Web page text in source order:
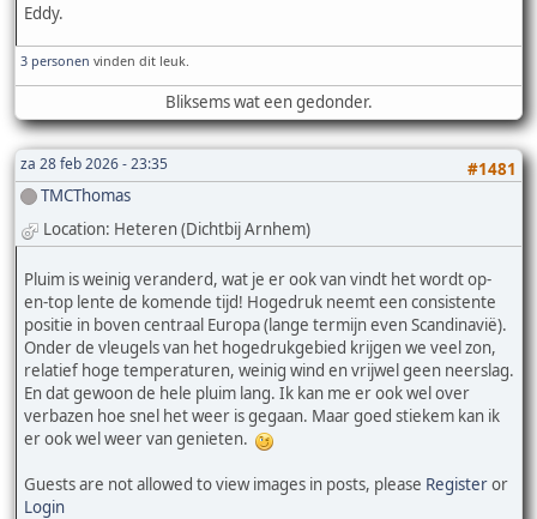
Eddy.
3 personen vinden dit leuk.
Bliksems wat een gedonder.
za 28 feb 2026 - 23:35
#1481
TMCThomas
Location: Heteren (Dichtbij Arnhem)
Pluim is weinig veranderd, wat je er ook van vindt het wordt op-
en-top lente de komende tijd! Hogedruk neemt een consistente
positie in boven centraal Europa (lange termijn even Scandinavië).
Onder de vleugels van het hogedrukgebied krijgen we veel zon,
relatief hoge temperaturen, weinig wind en vrijwel geen neerslag.
En dat gewoon de hele pluim lang. Ik kan me er ook wel over
verbazen hoe snel het weer is gegaan. Maar goed stiekem kan ik
er ook wel weer van genieten.
Guests are not allowed to view images in posts, please Registeror
Login